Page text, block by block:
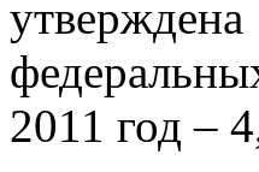
2011 год –